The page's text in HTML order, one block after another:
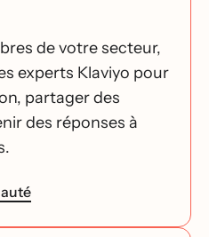
de votre secteur,
experts Klaviyo pour
partager des
des réponses à